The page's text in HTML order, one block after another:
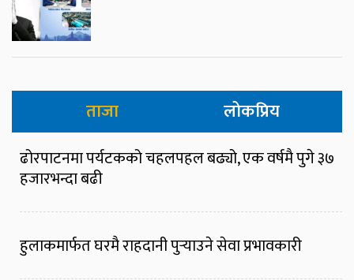
ताजा लोकप्रिय
ढोरपाटनमा पर्यटकको चहलपहल बढ्यो, एक वर्षमै पुगे ३७
हजारभन्दा बढी
हुलाकमार्फत घरमै राहदानी पुर्‍याउने सेवा प्रभावकारी